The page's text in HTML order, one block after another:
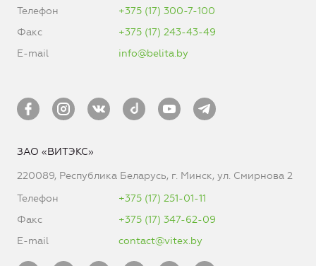
Телефон
+375 (17) 300-7-100
Факс
+375 (17) 243-43-49
E-mail
info@belita.by
ЗАО «ВИТЭКС»
220089, Республика Беларусь, г. Минск, ул. Смирнова 2
Телефон
+375 (17) 251-01-11
Факс
+375 (17) 347-62-09
E-mail
contact@vitex.by